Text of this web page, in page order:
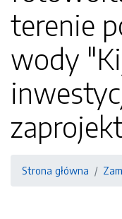
terenie
wody
Strona główna